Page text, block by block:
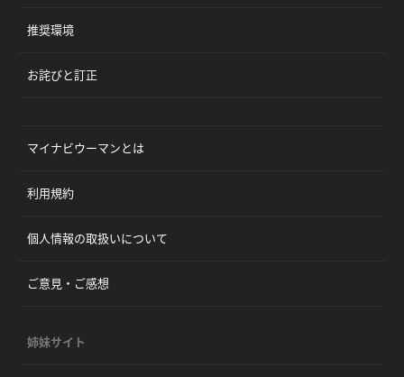
推奨環境
お詫びと訂正
マイナビウーマンとは
利用規約
個人情報の取扱いについて
ご意見・ご感想
姉妹サイト